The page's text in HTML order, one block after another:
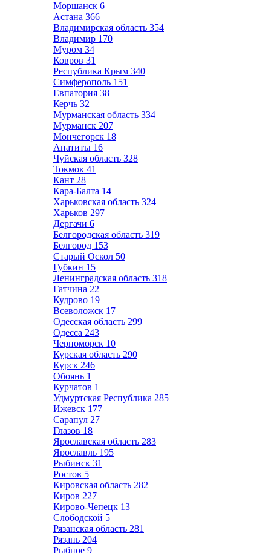
Моршанск 6
Астана 366
Владимирская область 354
Владимир 170
Муром 34
Ковров 31
Республика Крым 340
Симферополь 151
Евпатория 38
Керчь 32
Мурманская область 334
Мурманск 207
Мончегорск 18
Апатиты 16
Чуйская область 328
Токмок 41
Кант 28
Кара-Балта 14
Харьковская область 324
Харьков 297
Дергачи 6
Белгородская область 319
Белгород 153
Старый Оскол 50
Губкин 15
Ленинградская область 318
Гатчина 22
Кудрово 19
Всеволожск 17
Одесская область 299
Одесса 243
Черноморск 10
Курская область 290
Курск 246
Обоянь 1
Курчатов 1
Удмуртская Республика 285
Ижевск 177
Сарапул 27
Глазов 18
Ярославская область 283
Ярославль 195
Рыбинск 31
Ростов 5
Кировская область 282
Киров 227
Кирово-Чепецк 13
Слободской 5
Рязанская область 281
Рязань 204
Рыбное 9